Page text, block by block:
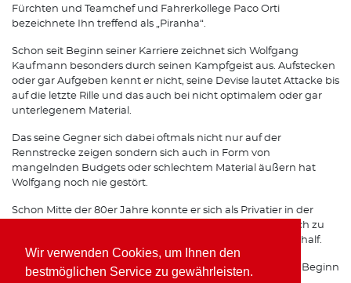
Wir verwenden Cookies, um Ihnen den
bestmöglichen Service zu gewährleisten.
Fürchten und Teamchef und Fahrerkollege Paco Orti
bezeichnete Ihn treffend als „Piranha“.
Schon seit Beginn seiner Karriere zeichnet sich Wolfgang
Kaufmann besonders durch seinen Kampfgeist aus. Aufstecken
oder gar Aufgeben kennt er nicht, seine Devise lautet Attacke bis
auf die letzte Rille und das auch bei nicht optimalem oder gar
unterlegenem Material.
Das seine Gegner sich dabei oftmals nicht nur auf der
Rennstrecke zeigen sondern sich auch in Form von
mangelnden Budgets oder schlechtem Material äußern hat
Wolfgang noch nie gestört.
Schon Mitte der 80er Jahre konnte er sich als Privatier in der
Formel 3 gehörigen Respekt einfahren, was Ihm schließlich zu
einem Opel Werksvertrag im Team von Horst Schübel verhalf.
Spätestens seit seinen Erfolgen mit Freisinger Porsche zu Beginn